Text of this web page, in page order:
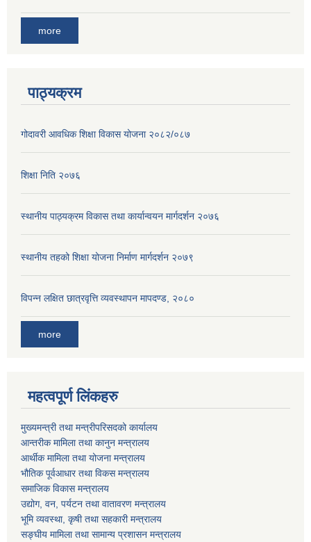
more
पाठ्यक्रम
गोदावरी आवधिक शिक्षा विकास योजना २०८२/०८७
शिक्षा निति २०७६
स्थानीय पाठ्यक्रम विकास तथा कार्यान्वयन मार्गदर्शन २०७६
स्थानीय तहको शिक्षा योजना निर्माण मार्गदर्शन २०७९
विपन्न लक्षित छात्रवृत्ति व्यवस्थापन मापदण्ड, २०८०
more
महत्वपूर्ण लिंकहरु
मुख्यमन्त्री तथा मन्त्रीपरिसदको कार्यालय
आन्तरीक मामिला तथा कानुन मन्त्रालय
आर्थीक मामिला तथा योजना मन्त्रालय
भौतिक पूर्वआधार तथा विकस मन्त्रालय
समाजिक विकास मन्त्रालय
उद्योग, वन, पर्यटन तथा वातावरण मन्त्रालय
भूमि व्यवस्था, कृषी तथा सहकारी मन्त्रालय
सङ्घीय मामिला तथा सामान्य प्रशासन मन्त्रालय